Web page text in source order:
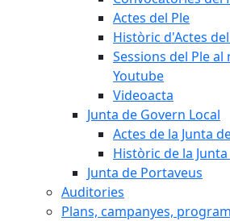
Actes del Ple
Històric d'Actes del
Sessions del Ple al
Youtube
Videoacta
Junta de Govern Local
Actes de la Junta
Històric de la
Junta de Portaveus
Auditories
Plans, campanyes,